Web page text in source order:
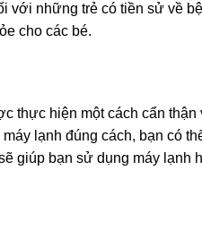
với những trẻ có tiền sử về
cho các bé.
thực hiện một cách cẩn
lạnh đúng cách, bạn có
giúp bạn sử dụng máy lạnh